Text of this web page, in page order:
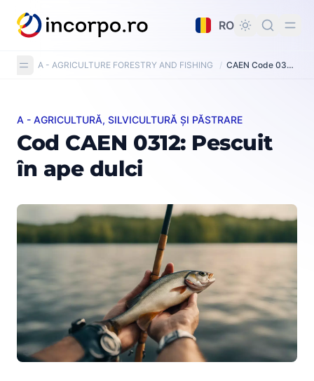
principal
RO
A - AGRICULTURE FORESTRY AND FISHING / CAEN Code 0312: Freshwater fishing
Cod CAEN 0312: Pescuit în ape dulci
A - AGRICULTURĂ, SILVICULTURĂ ȘI PĂSTRARE
Cod CAEN 0312: Pescuit
în ape dulci